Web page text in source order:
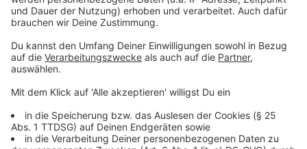
Starke Schlussphase sichert Auswärtssieg
Anzeige
Danach schalten die Bocholter nochmal den Turbo an.
Zunächst scheitert Cedric Euschen nach Flanke
Assibey-Mensah am Torhüter von Hohkeppel. Nur eine
Minute später: flache Hereingabe von rechts
(Euschen) auf Assibey-Mensah. Der zirkelt den Ball